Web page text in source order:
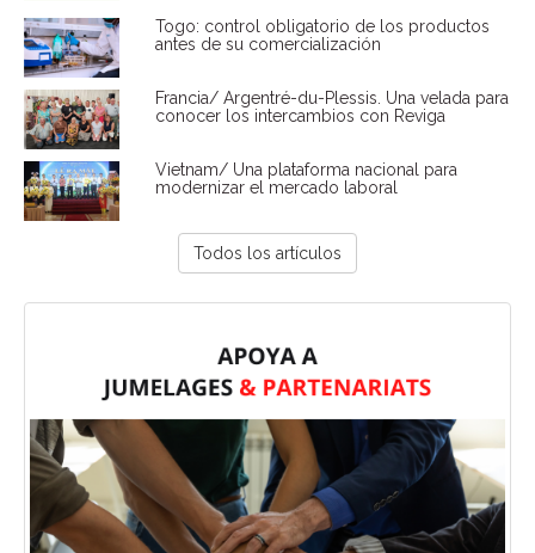
Togo: control obligatorio de los productos
antes de su comercialización
Francia/ Argentré-du-Plessis. Una velada para
conocer los intercambios con Reviga
Vietnam/ Una plataforma nacional para
modernizar el mercado laboral
Todos los artículos